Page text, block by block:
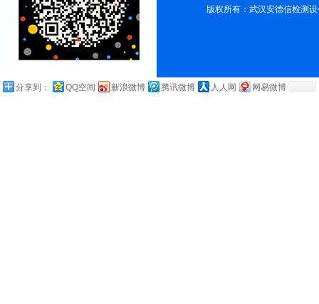
版权所有：武汉安德信检测
分享到： QQ空间 新浪微博 腾讯微博 人人网 网易微博